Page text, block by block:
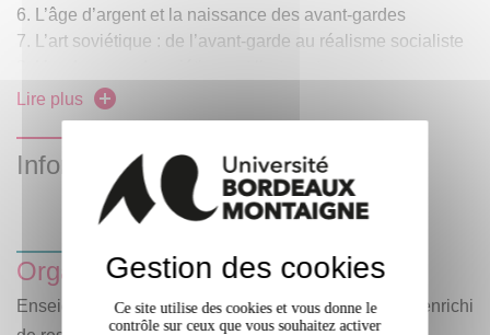
L’âge d’argent et la naissance des avant-gardes
L’art soviétique : de l’avant-garde au réalisme socialiste
Lire plus
Informations complémentaires
Organisation des enseignements
Enseignement hybride (enseignement en présentiel enrichi
Gestion des cookies
Ce site utilise des cookies et vous donne le
contrôle sur ceux que vous souhaitez activer